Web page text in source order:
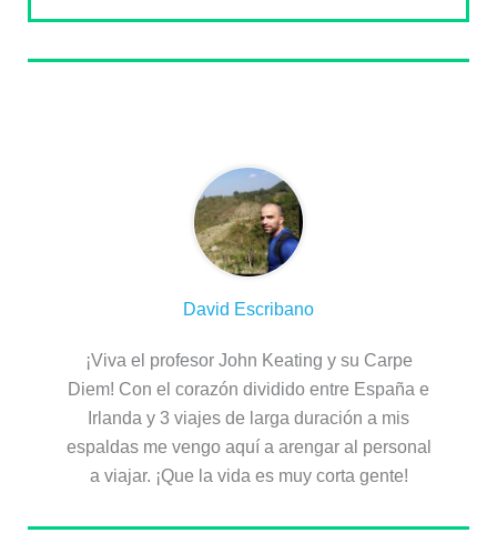
David Escribano
¡Viva el profesor John Keating y su Carpe
Diem! Con el corazón dividido entre España e
Irlanda y 3 viajes de larga duración a mis
espaldas me vengo aquí a arengar al personal
a viajar. ¡Que la vida es muy corta gente!